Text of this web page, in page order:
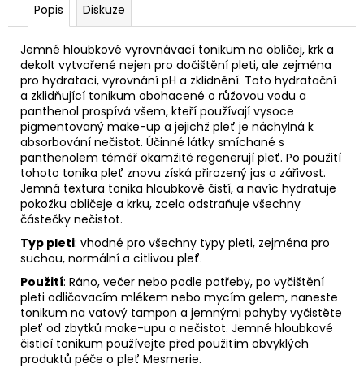
Popis Diskuze
Jemné hloubkové vyrovnávací tonikum na obličej, krk a
dekolt vytvořené nejen pro dočištění pleti, ale zejména
pro hydrataci, vyrovnání pH a zklidnění. Toto hydratační
a zklidňující tonikum obohacené o růžovou vodu a
panthenol prospívá všem, kteří používají vysoce
pigmentovaný make-up a jejichž pleť je náchylná k
absorbování nečistot. Účinné látky smíchané s
panthenolem téměř okamžitě regenerují pleť. Po použití
tohoto tonika pleť znovu získá přirozený jas a zářivost.
Jemná textura tonika hloubkově čistí, a navíc hydratuje
pokožku obličeje a krku, zcela odstraňuje všechny
částečky nečistot.
Typ pleti: vhodné pro všechny typy pleti, zejména pro
suchou, normální a citlivou pleť.
Použití: Ráno, večer nebo podle potřeby, po vyčištění
pleti odličovacím mlékem nebo mycím gelem, naneste
tonikum na vatový tampon a jemnými pohyby vyčistěte
pleť od zbytků make-upu a nečistot. Jemné hloubkové
čisticí tonikum používejte před použitím obvyklých
produktů péče o pleť Mesmerie.
j
e
m
e
TONIKUM
S
HYDRATAČNÍM
KOMPLEXEM
50
ML